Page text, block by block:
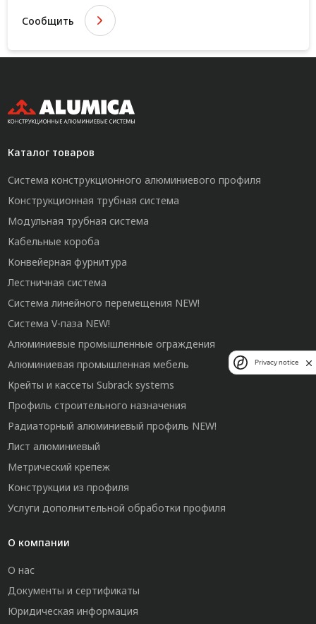
Сообщить
Каталог товаров
Система конструкционного алюминиевого профиля
Конструкционная трубная система
Модульная трубная система
Кабельные короба
Конвейерная фурнитура
Лестничная система
Система линейного перемещения NEW!
Система V-паза NEW!
Алюминиевые промышленные ограждения
Алюминиевая промышленная мебель
Крейты и кассеты Subrack systems
Профиль строительного назначения
Радиаторный алюминиевый профиль NEW!
Лист алюминиевый
Метрический крепеж
Конструкции из профиля
Услуги дополнительной обработки профиля
О компании
О нас
Документы и сертификаты
Юридическая информация
Privacy notice